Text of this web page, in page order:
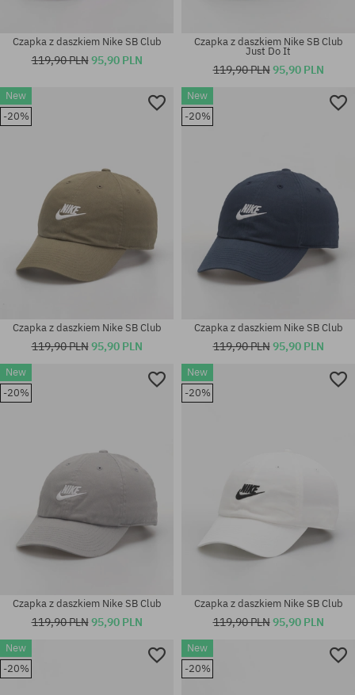
Dostępne rozmiary:
M-L
Dostępne rozmiary:
L-XL; M-L
rozmiar uniwersalny
Czapka z daszkiem Nike SB Club
119,90 PLN95,90 PLN
rozmiar uniwersalny
Czapka z daszkiem Nike SB Club
Just Do It
119,90 PLN95,90 PLN
New
-20%
Czapka z daszkiem Nike SB Club
119,90 PLN95,90 PLN
New
-20%
Czapka z daszkiem Nike SB Club
119,90 PLN95,90 PLN
New
-20%
Czapka z daszkiem Nike SB Club
119,90 PLN95,90 PLN
New
-20%
Czapka z daszkiem Nike SB Club
119,90 PLN95,90 PLN
New
-20%
New
-20%